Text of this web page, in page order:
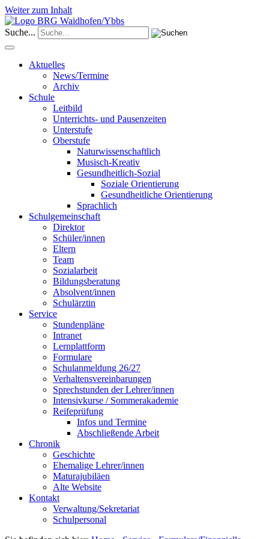
Weiter zum Inhalt
Suche...
Aktuelles
News/Termine
Archiv
Schule
Leitbild
Unterrichts- und Pausenzeiten
Unterstufe
Oberstufe
Naturwissenschaftlich
Musisch-Kreativ
Gesundheitlich-Sozial
Soziale Orientierung
Gesundheitliche Orientierung
Sprachlich
Schulgemeinschaft
Direktor
Schüler/innen
Eltern
Team
Sozialarbeit
Bildungsberatung
Absolvent/innen
Schulärztin
Service
Stundenpläne
Intranet
Lernplattform
Formulare
Schulanmeldung 26/27
Verhaltensvereinbarungen
Sprechstunden der Lehrer/innen
Intensivkurse / Sommerakademie
Reifeprüfung
Infos und Termine
Abschließende Arbeit
Chronik
Geschichte
Ehemalige Lehrer/innen
Maturajubiläen
Alte Website
Kontakt
Verwaltung/Sekretariat
Schulpersonal